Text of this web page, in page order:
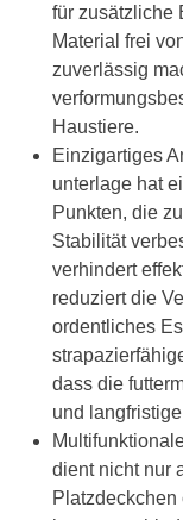
für zusätzliche
Material frei
zuverlässig
Haustiere.
Einzigartiges
unterlage hat
Punkten, die
Stabilität
verhindert
reduziert die
ordentliches
dass die
und
dient nicht nur